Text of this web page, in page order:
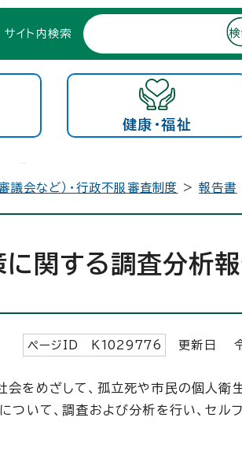
サイト内検索
健康・福祉
議会など）・行政不服審査制度 >報告書
に関する調査分析
ページID K 1029776 更新日
をめざして、孤立死や市民の個人衛
いて、調査および分析を行い、セル